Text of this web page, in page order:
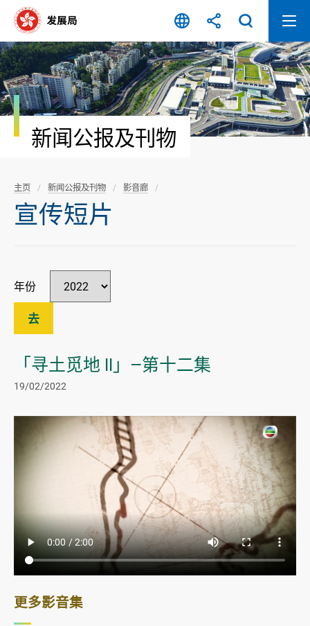
容
开
始
新闻公报及刊物
主页 新闻公报及刊物 影音廊
宣传短片
年份
去
「寻土觅地 II」—第十二集
19/02/2022
更多影音集